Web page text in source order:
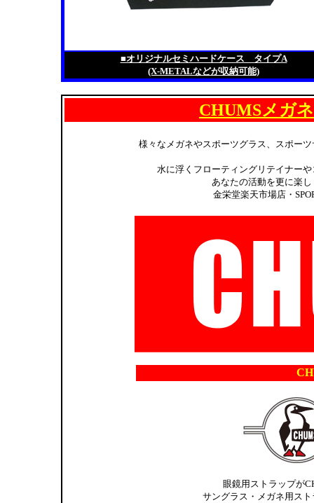
■オリジナルセミハードケース タイプA
(X-METALなどが収納可能)
CHUMSメガ
様々なメガネやスポーツグラス、スポー
水に浮くフローティングリテイナー
あなたの活動を更に楽
金栄堂楽天市場店・
眼鏡用ストラップが
サングラス・メガネ用ス